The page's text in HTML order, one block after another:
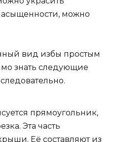
можно
вид избы простым
знать следующие
прямоугольник,
Эта часть
Её составляют из